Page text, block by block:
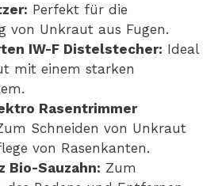
Perfekt für die
von Unkraut aus Fugen.
IW-F Distelstecher: Ideal
mit einem starken
Rasentrimmer
Schneiden von Unkraut
von Rasenkanten.
Bio-Sauzahn: Zum